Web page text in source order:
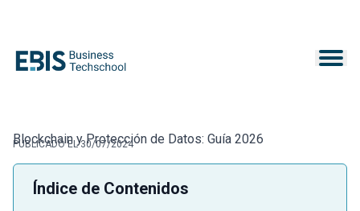
Blockchain y Protección de Datos: Guía 2026
PUBLICADO EL 30/07/2024
Índice de Contenidos